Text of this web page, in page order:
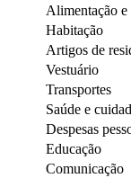
Alimentação e
Habitação
Artigos de
Vestuário
Transportes
Saúde e
Despesas
Educação
Comunicação